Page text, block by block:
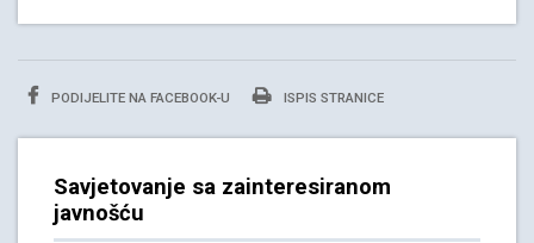
PODIJELITE NA FACEBOOK-U ISPIS STRANICE
Savjetovanje sa zainteresiranom
javnošću